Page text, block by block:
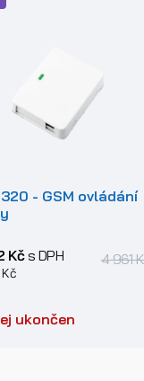
- GSM ovládání
Kčs DPH 4 961
ukončen